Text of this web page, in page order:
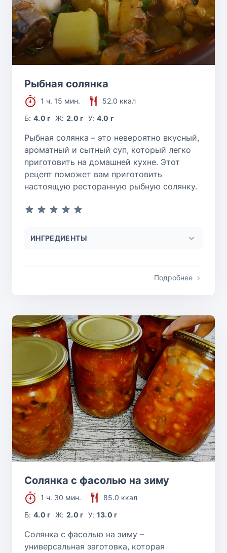
Рыбная солянка
1 ч. 15 мин.
52.0 ккал
Б:4.0 г Ж: 2.0 г У: 4.0 г
Рыбная солянка – это невероятно вкусный,
ароматный и сытный суп, который легко
приготовить на домашней кухне. Этот
рецепт поможет вам приготовить
настоящую ресторанную рыбную солянку.
ИНГРЕДИЕНТЫ
Подробнее
Солянка с фасолью на зиму
1 ч. 30 мин.
85.0 ккал
Б:4.0 г Ж: 2.0 г У: 13.0 г
Солянка с фасолью на зиму –
универсальная заготовка, которая